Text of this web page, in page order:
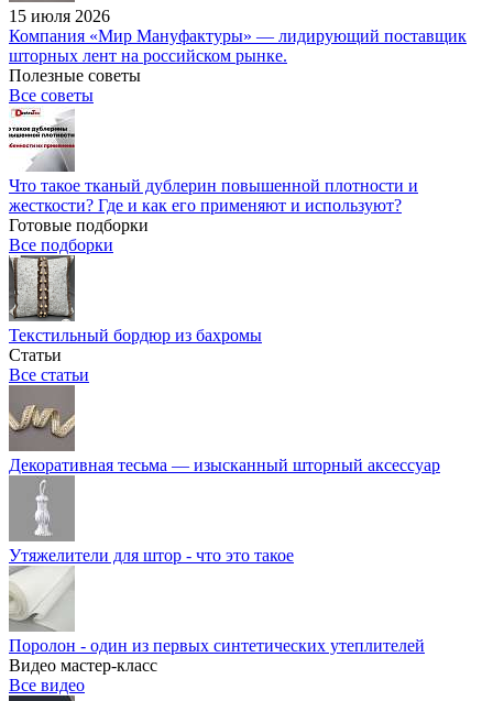
15 июля 2026
Компания «Мир Мануфактуры» — лидирующий поставщик
шторных лент на российском рынке.
Полезные советы
Все советы
Что такое тканый дублерин повышенной плотности и
жесткости? Где и как его применяют и используют?
Готовые подборки
Все подборки
Текстильный бордюр из бахромы
Статьи
Все статьи
Декоративная тесьма — изысканный шторный аксессуар
Утяжелители для штор - что это такое
Поролон - один из первых синтетических утеплителей
Видео мастер-класс
Все видео